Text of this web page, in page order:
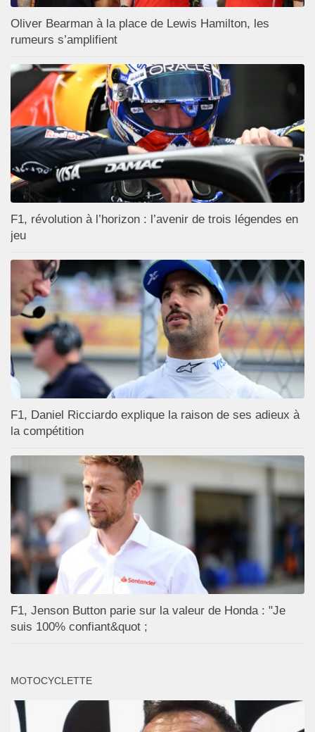
Oliver Bearman à la place de Lewis Hamilton, les
rumeurs s’amplifient
F1, révolution à l’horizon : l’avenir de trois légendes en
jeu
F1, Daniel Ricciardo explique la raison de ses adieux à
la compétition
F1, Jenson Button parie sur la valeur de Honda : "Je
suis 100% confiant&quot ;
MOTOCYCLETTE